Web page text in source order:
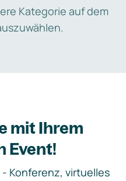
Kategorie auf dem
mit Ihrem
Event!
Konferenz, virtuelles